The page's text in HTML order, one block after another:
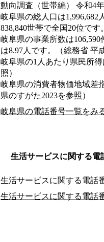
動向調査（世帯編） 令和4
岐阜県の総人口は1,996,682
838,840世帯で全国20位で
岐阜県の事業所数は
は8.97人です。（総務省 平
岐阜県の1人あたり県民所
照）
岐阜県の消費者物価地域差
県のすがた2023を参照）
岐阜県の電話番号一覧をみ
生活サービスに関する電
生活サービスに関する電話
生活サービスに関する電話